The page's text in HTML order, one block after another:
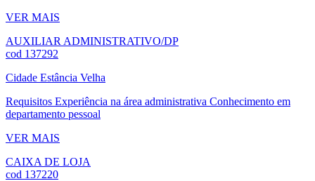
VER MAIS
AUXILIAR ADMINISTRATIVO/DP
cod 137292
Cidade Estância Velha
Requisitos Experiência na área administrativa Conhecimento em
departamento pessoal
VER MAIS
CAIXA DE LOJA
cod 137220